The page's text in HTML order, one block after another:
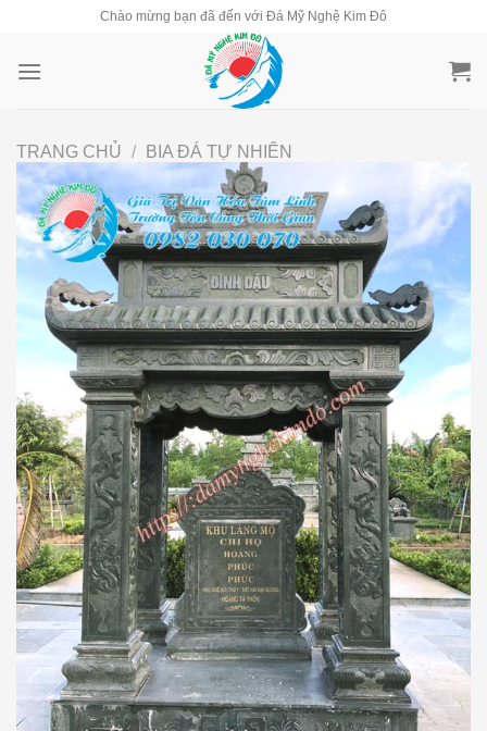
content
Chào mừng bạn đã đến với Đá Mỹ Nghệ Kim Đô
TRANG CHỦ / BIA ĐÁ TỰ NHIÊN